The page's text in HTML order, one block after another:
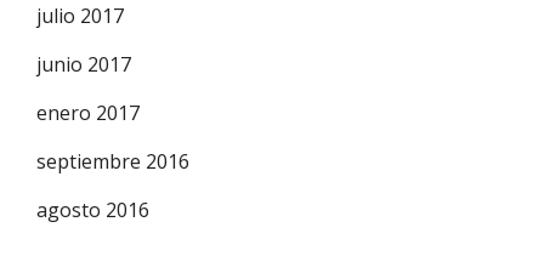
julio 2017
junio 2017
enero 2017
septiembre 2016
agosto 2016